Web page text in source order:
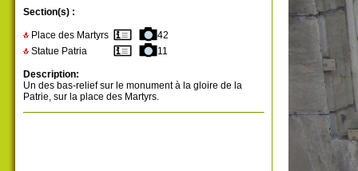
Section(s) :
Place des Martyrs
42
Statue Patria
11
Description:
Un des bas-relief sur le monument à la gloire de la
Patrie, sur la place des Martyrs.